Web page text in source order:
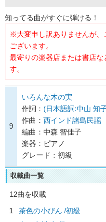
知ってる曲がすぐに弾ける！
※大変申し訳ありませんが、
ございます。
最寄りの楽器店または書店
す。
9
いろんな木の実
作詞： (日本語詞:中山 知
作曲： 西インド諸島民謡
編曲：中森 智佳子
楽器：ピアノ
グレード：初級
収載曲一覧
12曲を収載
1
茶色の小びん /初級